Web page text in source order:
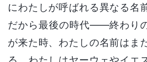
にわたしが呼ばれる異なる名
だから最後の時代――終わり
が来た時、わたしの名前はま